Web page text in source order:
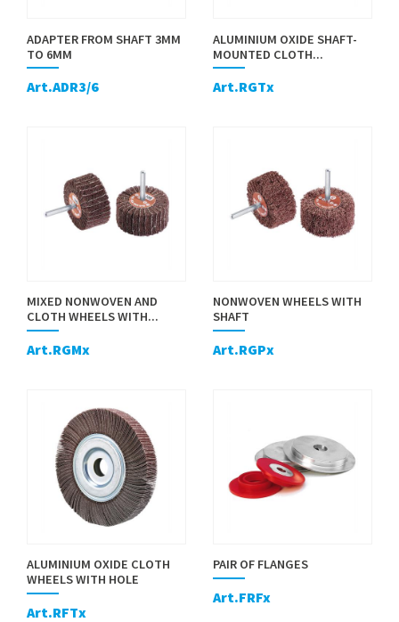
ADAPTER FROM SHAFT 3MM
TO 6MM
Art.ADR3/6
ALUMINIUM OXIDE SHAFT-
MOUNTED CLOTH...
Art.RGTx
MIXED NONWOVEN AND
CLOTH WHEELS WITH...
Art.RGMx
NONWOVEN WHEELS WITH
SHAFT
Art.RGPx
ALUMINIUM OXIDE CLOTH
WHEELS WITH HOLE
Art.RFTx
PAIR OF FLANGES
Art.FRFx